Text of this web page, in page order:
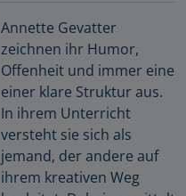
Annette Gevatter
zeichnen ihr Humor,
Offenheit und immer eine
einer klare Struktur aus.
In ihrem Unterricht
versteht sie sich als
jemand, der andere auf
ihrem kreativen Weg